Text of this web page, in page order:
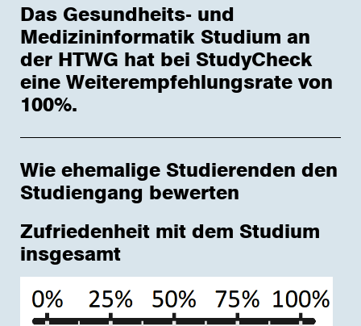
Das Gesundheits- und
Medizininformatik Studium an
der HTWG hat bei StudyCheck
eine Weiterempfehlungsrate von
100%.
Wie ehemalige Studierenden den
Studiengang bewerten
Zufriedenheit mit dem Studium
insgesamt